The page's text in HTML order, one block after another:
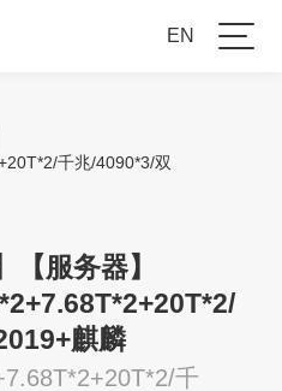
EN
千兆/4090*3/双
服务器】
麒麟
千